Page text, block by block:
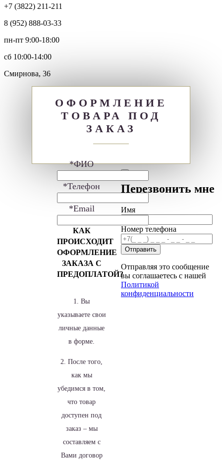
+7 (3822) 211-211
8 (952) 888-03-33
пн-пт 9:00-18:00
сб 10:00-14:00
Смирнова, 36
ОФОРМЛЕНИЕ
ТОВАРА ПОД
ЗАКАЗ
*ФИО
*Телефон
*Email
КАК
ПРОИСХОДИТ
ОФОРМЛЕНИЕ
ЗАКАЗА С
ПРЕДОПЛАТОЙ?
1. Вы
указываете свои
личные данные
в форме.
2. После того,
как мы
убедимся в том,
что товар
доступен под
заказ – мы
составляем с
Вами договор
Перезвонить мне
Имя
Номер телефона
Отправляя это сообщение
вы соглашаетесь с нашей
Политикой
конфиденциальности